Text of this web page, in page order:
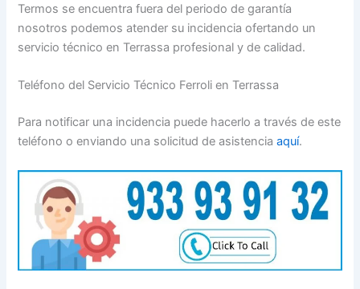
Termos se encuentra fuera del periodo de garantía
nosotros podemos atender su incidencia ofertando un
servicio técnico en Terrassa profesional y de calidad.
Teléfono del Servicio Técnico Ferroli en Terrassa
Para notificar una incidencia puede hacerlo a través de este
teléfono o enviando una solicitud de asistenciaaquí.